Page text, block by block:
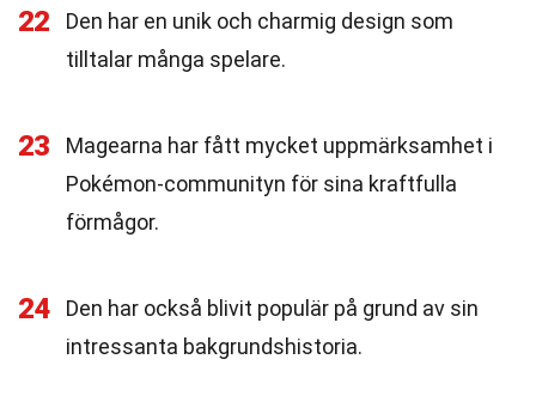
22
Den har en unik och charmig design som
tilltalar många spelare.
23
Magearna har fått mycket uppmärksamhet i
Pokémon-communityn för sina kraftfulla
förmågor.
24
Den har också blivit populär på grund av sin
intressanta bakgrundshistoria.